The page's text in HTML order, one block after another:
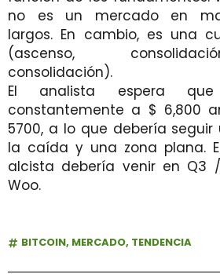
no es un mercado en
largos. En cambio, es una
(ascenso,
consolidación).
El analista espera
constantemente a $ 6,800
5700, a lo que debería
la caída y una zona plana.
alcista debería venir en Q3
Woo.
BITCOIN, MERCADO, TENDENCIA